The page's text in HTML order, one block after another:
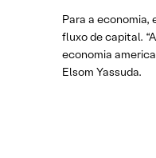
Para a economia,
fluxo de capital.
economia
Elsom Yassuda.